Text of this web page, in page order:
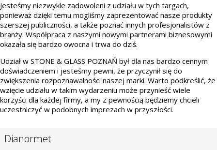
Jesteśmy niezwykle zadowoleni z udziału w tych targach,
ponieważ dzięki temu mogliśmy zaprezentować nasze produkty
szerszej publiczności, a także poznać innych profesjonalistów z
branży. Współpraca z naszymi nowymi partnerami biznesowymi
okazała się bardzo owocna i trwa do dziś.
Udział w STONE & GLASS POZNAŃ był dla nas bardzo cennym
doświadczeniem i jesteśmy pewni, że przyczynił się do
zwiększenia rozpoznawalności naszej marki. Warto podkreślić, że
wzięcie udziału w takim wydarzeniu może przynieść wiele
korzyści dla każdej firmy, a my z pewnością będziemy chcieli
uczestniczyć w podobnych imprezach w przyszłości.
Dianormet